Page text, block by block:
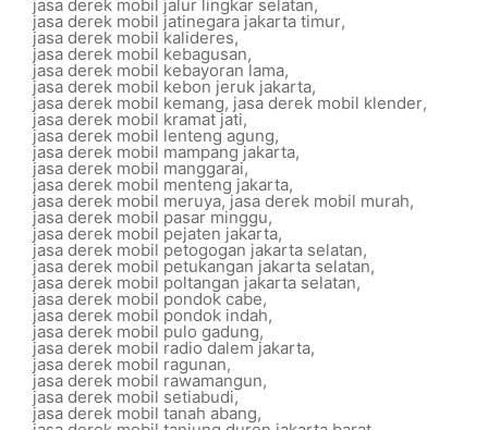
jasa derek mobil jalur lingkar selatan,
jasa derek mobil jatinegara jakarta timur,
jasa derek mobil kalideres,
jasa derek mobil kebagusan,
jasa derek mobil kebayoran lama,
jasa derek mobil kebon jeruk jakarta,
jasa derek mobil kemang, jasa derek mobil klender,
jasa derek mobil kramat jati,
jasa derek mobil lenteng agung,
jasa derek mobil mampang jakarta,
jasa derek mobil manggarai,
jasa derek mobil menteng jakarta,
jasa derek mobil meruya,jasa derek mobil murah,
jasa derek mobil pasar minggu,
jasa derek mobil pejaten jakarta,
jasa derek mobil petogogan jakarta selatan,
jasa derek mobil petukangan jakarta selatan,
jasa derek mobil poltangan jakarta selatan,
jasa derek mobil pondok cabe,
jasa derek mobil pondok indah,
jasa derek mobil pulo gadung,
jasa derek mobil radio dalem jakarta,
jasa derek mobil ragunan,
jasa derek mobil rawamangun,
jasa derek mobil setiabudi,
jasa derek mobil tanah abang,